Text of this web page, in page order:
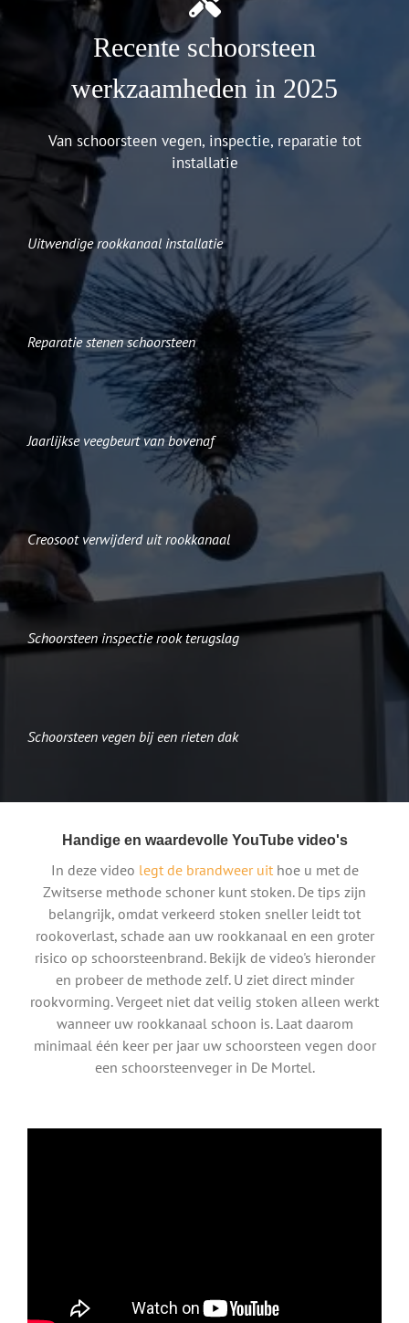
Recente schoorsteen
werkzaamheden in 2025
Van schoorsteen vegen, inspectie, reparatie tot
installatie
Uitwendige rookkanaal installatie
Reparatie stenen schoorsteen
Jaarlijkse veegbeurt van bovenaf
Creosoot verwijderd uit rookkanaal
Schoorsteen inspectie rook terugslag
Schoorsteen vegen bij een rieten dak
Handige en waardevolle YouTube video's
In deze video legt de brandweer uithoe u met de
Zwitserse methode schoner kunt stoken. De tips zijn
belangrijk, omdat verkeerd stoken sneller leidt tot
rookoverlast, schade aan uw rookkanaal en een groter
risico op schoorsteenbrand. Bekijk de video's hieronder
en probeer de methode zelf. U ziet direct minder
rookvorming. Vergeet niet dat veilig stoken alleen werkt
wanneer uw rookkanaal schoon is. Laat daarom
minimaal één keer per jaar uw schoorsteen vegen door
een schoorsteenveger in De Mortel.